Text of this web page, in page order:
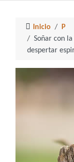
Inicio
P
Soñar con
despertar